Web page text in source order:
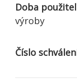
Doba
výroby
Číslo